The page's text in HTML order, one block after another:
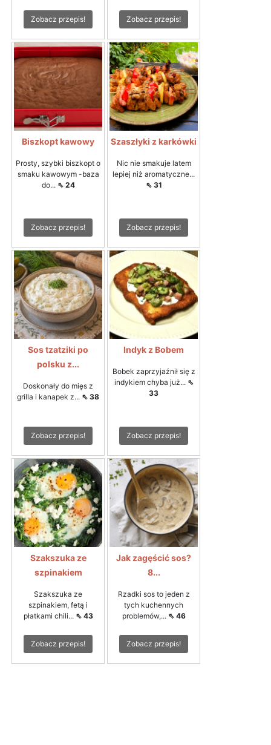
Zobacz przepis! Zobacz przepis!
Biszkopt kawowy
Prosty, szybki biszkopt o
smaku kawowym -baza
do... ⇖ 24
Zobacz przepis!
Szaszłyki z karkówki
Nic nie smakuje latem
lepiej niż aromatyczne...
⇖ 31
Zobacz przepis!
Sos tzatziki po
polsku z...
Doskonały do mięs z
grilla i kanapek z... ⇖ 38
Zobacz przepis!
Indyk z Bobem
Bobek zaprzyjaźnił się z
indykiem chyba już... ⇖
33
Zobacz przepis!
Szakszuka ze
szpinakiem
Szakszuka ze
szpinakiem, fetą i
płatkami chili... ⇖ 43
Zobacz przepis!
Jak zagęścić sos?
8...
Rzadki sos to jeden z
tych kuchennych
problemów,... ⇖ 46
Zobacz przepis!